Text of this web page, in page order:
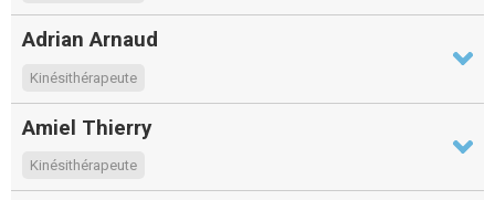
Adrian Arnaud
Kinésithérapeute
Amiel Thierry
Kinésithérapeute